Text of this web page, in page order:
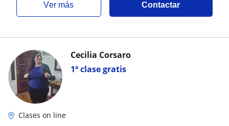
ver más Contactar
1ª clase gratis
Cecilia Corsaro
Clases on line